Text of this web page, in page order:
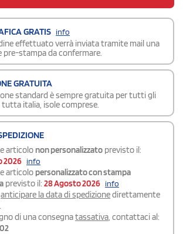
GRATIS info
effettuato verrà inviata tramite mail una
pre-stampa da confermare.
GRATUITA
standard è sempre gratuita per tutti gli
tutta italia, isole comprese.
articolo non personalizzato previsto il:
2026 info
articolo personalizzato con stampa
previsto il: 28 Agosto 2026 info
anticipare la data di spedizionedirettamente
di una consegnatassativa, contattaci al: